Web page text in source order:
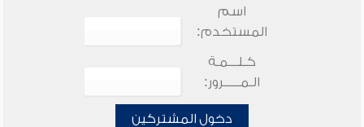
اسم
المستخدم:
كـلـــمـة
الـمـــــرور:
دخول المشتركين